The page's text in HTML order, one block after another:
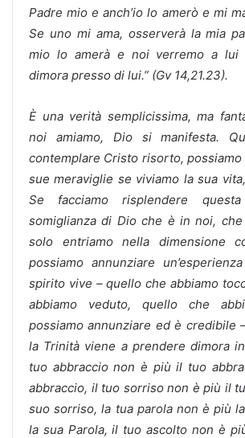
Padre mio e anch’io lo amerò e mi
Se uno mi ama, osserverà la mia
mio lo amerà e noi verremo a lui
dimora presso di lui.” (Gv 14,21.23).
È una verità semplicissima, ma
noi amiamo, Dio si manifesta.
contemplare Cristo risorto,
sue meraviglie se viviamo la sua
Se facciamo risplendere
somiglianza di Dio che è in noi, che
solo entriamo nella dimensione
possiamo annunziare
spirito vive – quello che abbiamo
abbiamo veduto, quello che
possiamo annunziare ed è credibile
la Trinità viene a prendere dimora
tuo abbraccio non è più il tuo
abbraccio, il tuo sorriso non è più il
suo sorriso, la tua parola non è più
la sua Parola, il tuo ascolto non è